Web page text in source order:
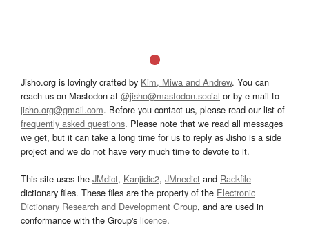
Jisho.org is lovingly crafted by Kim, Miwa and Andrew. You can
reach us on Mastodon at @jisho@mastodon.social or by e-mail to
jisho.org@gmail.com. Before you contact us, please read our list of
frequently asked questions. Please note that we read all messages
we get, but it can take a long time for us to reply as Jisho is a side
project and we do not have very much time to devote to it.
This site uses the JMdict, Kanjidic2, JMnedict and Radkfile
dictionary files. These files are the property of the Electronic
Dictionary Research and Development Group, and are used in
conformance with the Group's licence.